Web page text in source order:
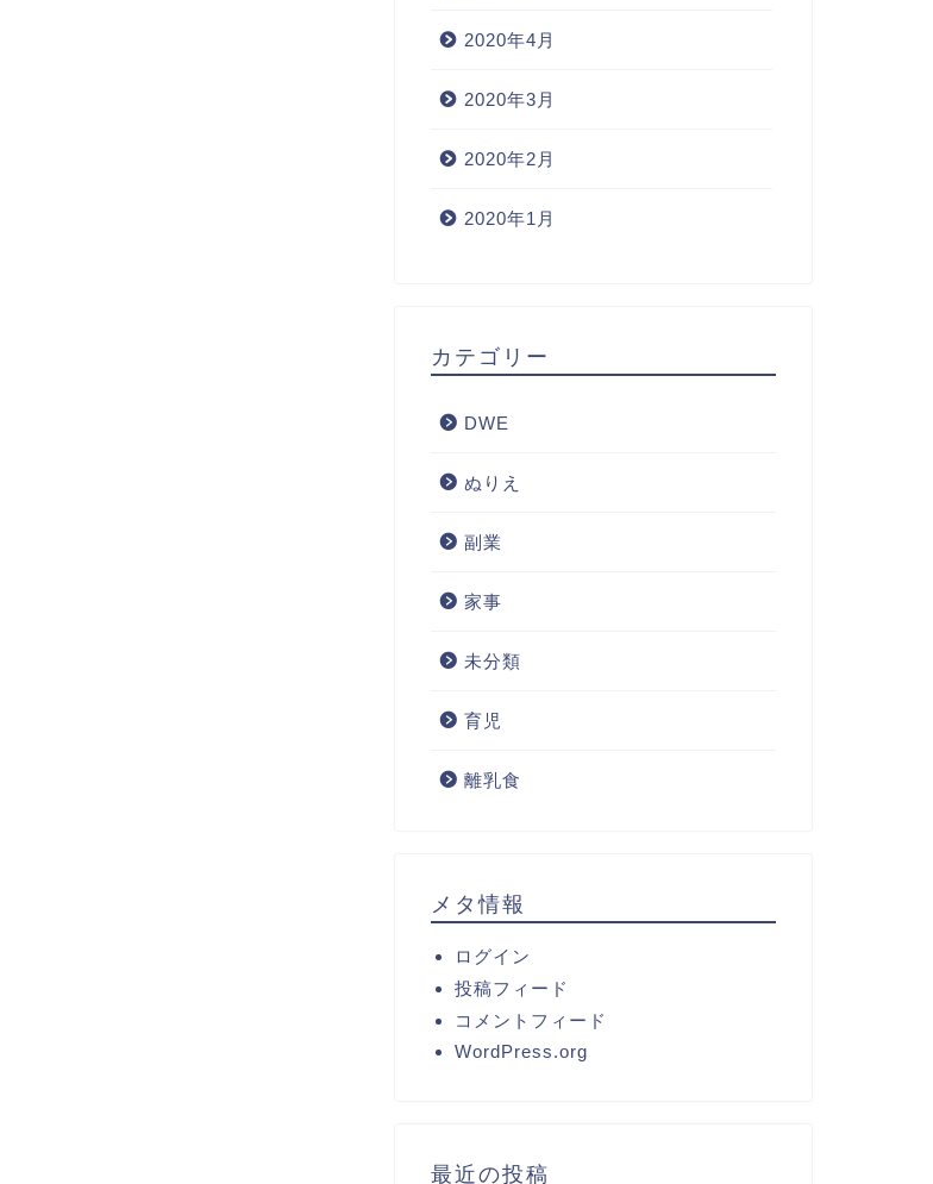
2020年4月
2020年3月
2020年2月
2020年1月
カテゴリー
DWE
ぬりえ
副業
家事
未分類
育児
離乳食
メタ情報
ログイン
投稿フィード
コメントフィード
WordPress.org
最近の投稿